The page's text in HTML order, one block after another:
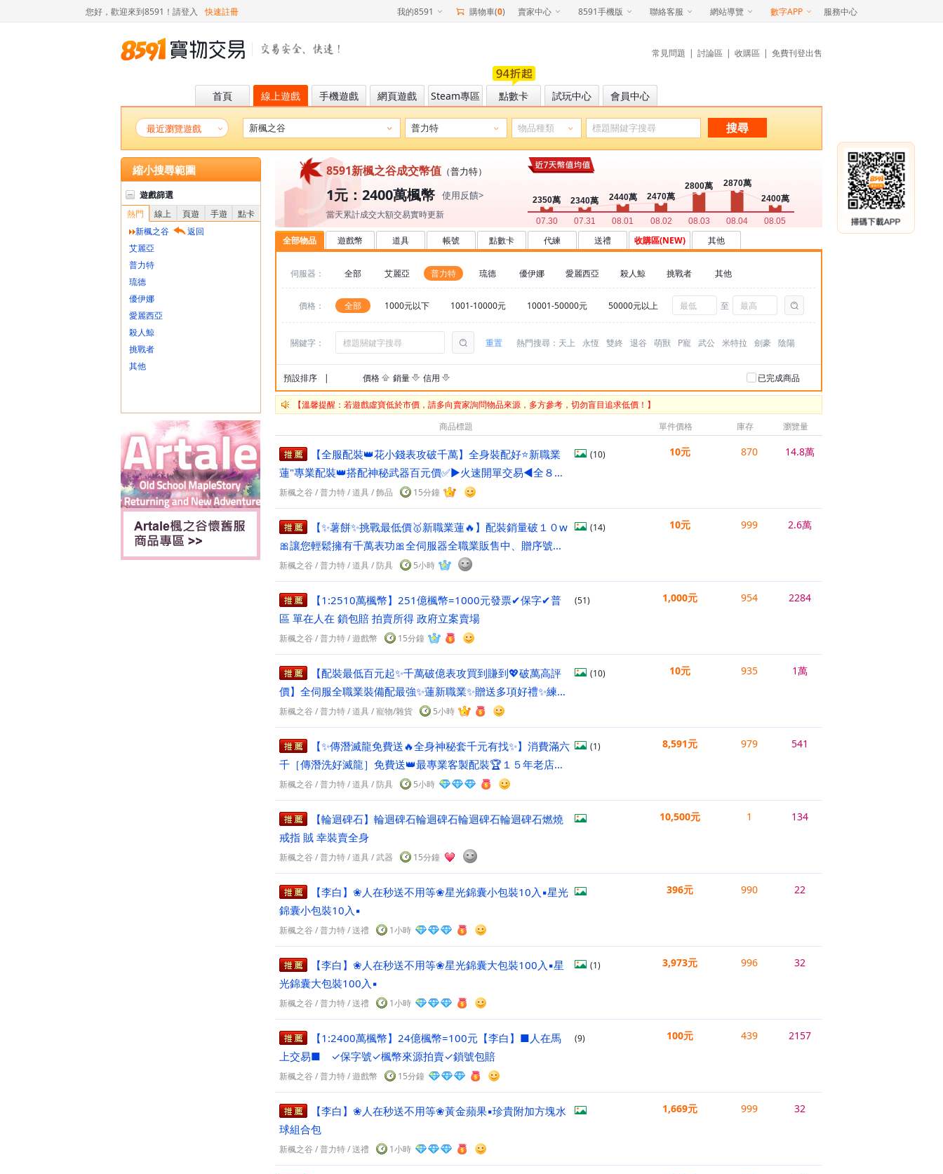
您好，歡迎來到8591！ 請登入 快速註冊 我的8591 購物車(0) 賣家中心 8591手機版 聯絡客服 網站導覽 數字APP 服務中心
常見問題 | 討論區 | 收購區 | 免費刊登出售
首頁 線上遊戲 手機遊戲 網頁遊戲 Steam專區 點數卡 試玩中心 會員中心
最近瀏覽遊戲 搜尋
縮小搜尋範圍
遊戲篩選
熱門
線上 頁遊 手遊
點卡
新楓之谷
返回
艾麗亞
普力特
琉德
優伊娜
愛麗西亞
殺人鯨
挑戰者
其他
8591新楓之谷成交幣值 （普力特）
1元：2400萬楓幣 使用反饋>
當天累計成交大額交易實時更新
全部物品 遊戲幣 道具 帳號 點數卡 代練 送禮 收購區(NEW) 其他
伺服器： 全部 艾麗亞 普力特 琉德 優伊娜 愛麗西亞 殺人鯨 挑戰者 其他
價格： 全部 1000元以下 1001-10000元 10001-50000元 50000元以上 至
關鍵字： 重置 熱門搜尋： 天上 永恆 雙終 退谷 萌獸 P寵 武公 米特拉 劍豪 陰陽
預設排序 | 價格 銷量 信用 已完成商品
【溫馨提醒：若遊戲虛寶低於市價，請多向賣家詢問物品來源，多方參考，切勿盲目追求低價！】
商品標題
單件價格 庫存 瀏覽量
【全服配裝👑花小錢表攻破千萬】全身裝配好⭐新職業
蓮"專業配裝👑搭配神秘武器百元價✅►火速開單交易◄全８５
最低
(10)
新楓之谷 /普力特/道具 / 飾品 15分鐘
10元 870 14.8萬
【✨薯餅✨挑戰最低價🥇新職業蓮🔥】配裝銷量破１０w
🎀讓您輕鬆擁有千萬表功🎀全伺服器全職業販售中、贈序號、
好禮✨
(14)
新楓之谷 /普力特/道具 / 防具 5小時
10元 999 2.6萬
【1:2510萬楓幣】251億楓幣=1000元發票✔保字✔普
區 單在人在 鎖包賠 拍賣所得 政府立案賣場
(51)
新楓之谷 /普力特/遊戲幣 15分鐘
1,000元 954 2284
【配裝最低百元起✨千萬破億表攻買到賺到💖破萬高評
價】全伺服全職業裝備配最強✨蓮新職業✨贈送多項好禮✨練功
打王楓幣加倍點裝寵物口袋序號
(10)
新楓之谷 /普力特/道具 / 寵物/雜貨 5小時
10元 935 1萬
【✨傳潛滅龍免費送🔥全身神秘套千元有找✨】消費滿六
千［傳潛洗好滅龍］免費送👑最專業客製配裝🏆１５年老店全
８５最真實評價
(1)
新楓之谷 /普力特/道具 / 防具 5小時
8,591元 979 541
【輪迴碑石】輪迴碑石輪迴碑石輪迴碑石輪迴碑石燃燒
戒指 賊 幸裝賣全身
新楓之谷 /普力特/道具 / 武器 15分鐘
10,500元 1 134
【李白】❀人在秒送不用等❀星光錦囊小包裝10入▪︎星光
錦囊小包裝10入▪︎
新楓之谷 /普力特/送禮 1小時
396元 990 22
【李白】❀人在秒送不用等❀星光錦囊大包裝100入▪︎星
光錦囊大包裝100入▪︎
(1)
新楓之谷 /普力特/送禮 1小時
3,973元 996 32
【1:2400萬楓幣】24億楓幣=100元【李白】■人在馬
上交易■ ✓保字號✓楓幣來源拍賣✓鎖號包賠
(9)
新楓之谷 /普力特/遊戲幣 15分鐘
100元 439 2157
【李白】❀人在秒送不用等❀黃金蘋果▪︎珍貴附加方塊水
球組合包
新楓之谷 /普力特/送禮 1小時
1,669元 999 32